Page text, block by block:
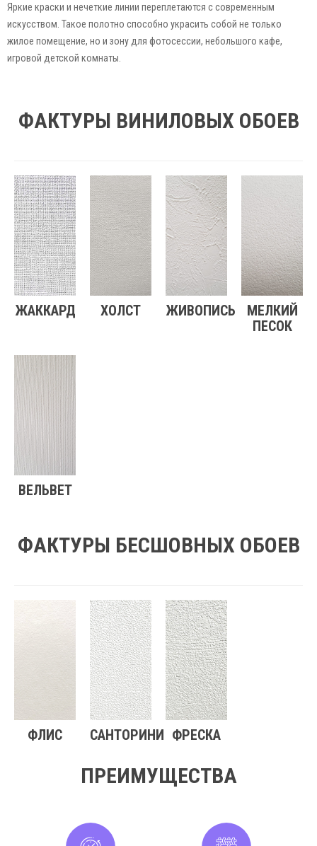
Яркие краски и нечеткие линии переплетаются с современным
искусством. Такое полотно способно украсить собой не только
жилое помещение, но и зону для фотосессии, небольшого кафе,
игровой детской комнаты.
ФАКТУРЫ ВИНИЛОВЫХ ОБОЕВ
ЖАККАРД ХОЛСТ ЖИВОПИСЬ
МЕЛКИЙ
ПЕСОК
ВЕЛЬВЕТ
ФАКТУРЫ БЕСШОВНЫХ ОБОЕВ
ФЛИС САНТОРИНИ ФРЕСКА
ПРЕИМУЩЕСТВА